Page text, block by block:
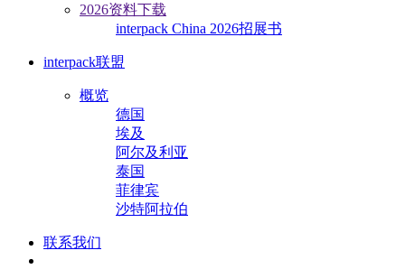
2026资料下载
interpack China 2026招展书
interpack联盟
概览
德国
埃及
阿尔及利亚
泰国
菲律宾
沙特阿拉伯
联系我们